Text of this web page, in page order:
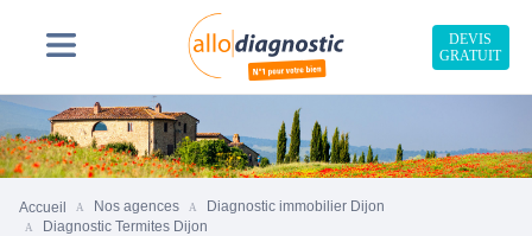
DEVIS
GRATUIT
Accueil Nos agences
Diagnostic immobilier Dijon
Diagnostic Termites Dijon